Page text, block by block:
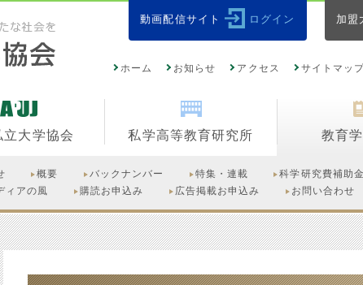
動画配信サイト ログイン 加盟
ホーム お知らせ アクセス サイトマッ
立大学協会 私学高等教育研究所 教育
概要 バックナンバー 特集・連載 科学研究費補助金
ィアの風
購読お申込み 広告掲載お申込み お問い合わせ